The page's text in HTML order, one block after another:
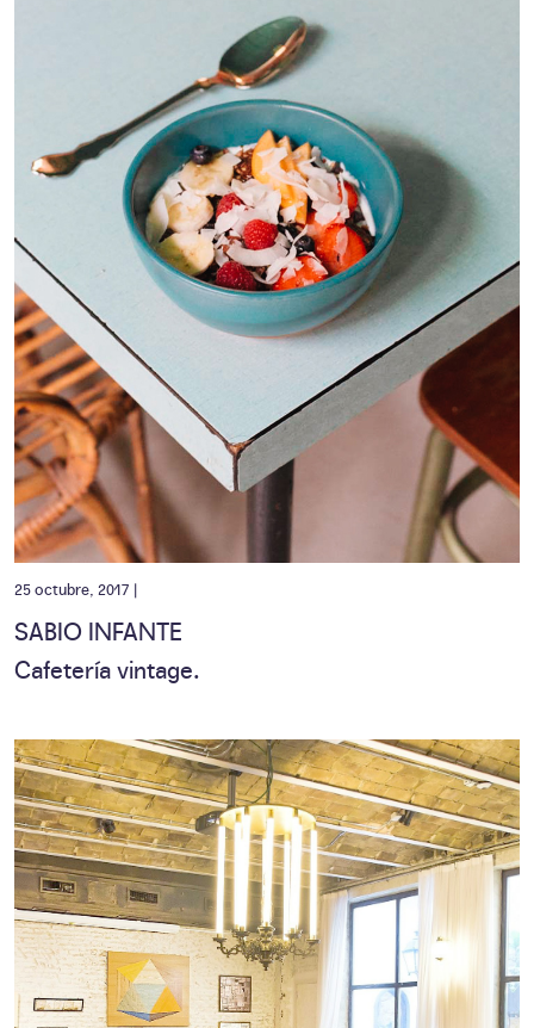
25 octubre, 2017 |
SABIO INFANTE
Cafetería vintage.